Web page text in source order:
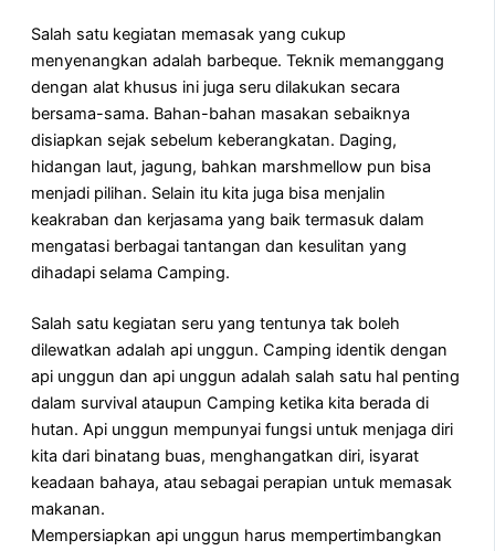
Salah satu kegiatan memasak yang cukup
menyenangkan adalah barbeque. Teknik memanggang
dengan alat khusus ini juga seru dilakukan secara
bersama-sama. Bahan-bahan masakan sebaiknya
disiapkan sejak sebelum keberangkatan. Daging,
hidangan laut, jagung, bahkan marshmellow pun bisa
menjadi pilihan. Selain itu kita juga bisa menjalin
keakraban dan kerjasama yang baik termasuk dalam
mengatasi berbagai tantangan dan kesulitan yang
dihadapi selama Camping.
Salah satu kegiatan seru yang tentunya tak boleh
dilewatkan adalah api unggun. Camping identik dengan
api unggun dan api unggun adalah salah satu hal penting
dalam survival ataupun Camping ketika kita berada di
hutan. Api unggun mempunyai fungsi untuk menjaga diri
kita dari binatang buas, menghangatkan diri, isyarat
keadaan bahaya, atau sebagai perapian untuk memasak
makanan.
Mempersiapkan api unggun harus mempertimbangkan